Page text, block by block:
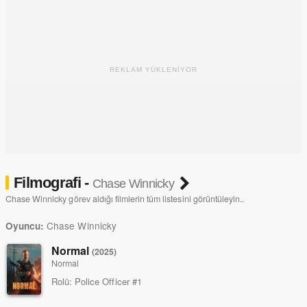
REKLAM YÜKLENİYOR
Filmografi - Chase Winnicky
Chase Winnicky görev aldığı filmlerin tüm listesini görüntüleyin..
Oyuncu: Chase Winnicky
Normal(2025)
Normal
Rolü: Police Officer #1